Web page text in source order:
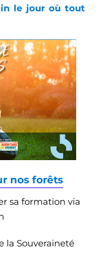
le jour où tout
nos forêts
sa formation via
la Souveraineté